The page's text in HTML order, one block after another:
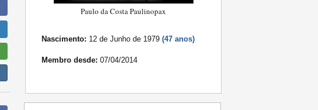
Paulo da Costa Paulinopax
Nascimento: 12 de Junho de 1979 (47 anos)
Membro desde: 07/04/2014